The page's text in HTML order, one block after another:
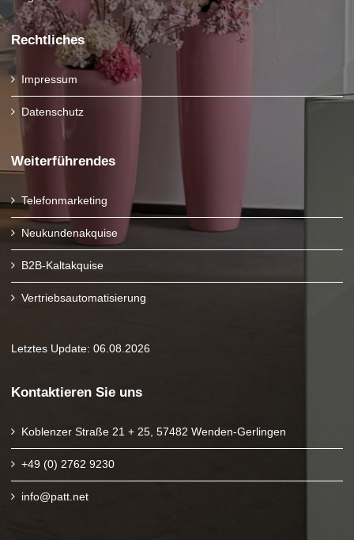
Rechtliches
Impressum
Datenschutz
Weiterführendes
Telefonmarketing
Neukundenakquise
B2B-Kaltakquise
Vertriebsautomatisierung
Letztes Update: 06.08.2026
Kontaktieren Sie uns
Koblenzer Straße 21 + 25, 57482 Wenden-Gerlingen
+49 (0) 2762 9230
info@patt.net